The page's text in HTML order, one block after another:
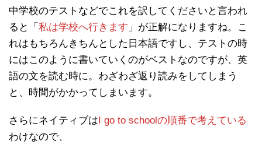
中学校のテストなどでこれを訳してくださいと言われ
ると「 私は学校へ行きます 」が正解になりますね。こ
れはもちろんきちんとした日本語ですし、テストの時
にはこのように書いていくのがベストなのですが、英
語の文を読む時に。わざわざ返り読みをしてしまう
と、時間がかかってしまいます。
さらにネイティブは I go to schoolの順番で考えている
わけなので、